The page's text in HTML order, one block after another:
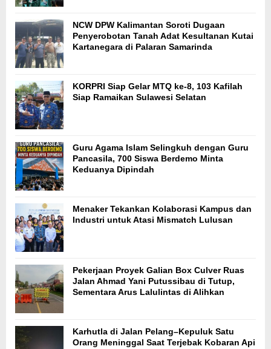
NCW DPW Kalimantan Soroti Dugaan
Penyerobotan Tanah Adat Kesultanan Kutai
Kartanegara di Palaran Samarinda
KORPRI Siap Gelar MTQ ke-8, 103 Kafilah
Siap Ramaikan Sulawesi Selatan
Guru Agama Islam Selingkuh dengan Guru
Pancasila, 700 Siswa Berdemo Minta
Keduanya Dipindah
Menaker Tekankan Kolaborasi Kampus dan
Industri untuk Atasi Mismatch Lulusan
Pekerjaan Proyek Galian Box Culver Ruas
Jalan Ahmad Yani Putussibau di Tutup,
Sementara Arus Lalulintas di Alihkan
Karhutla di Jalan Pelang–Kepuluk Satu
Orang Meninggal Saat Terjebak Kobaran Api